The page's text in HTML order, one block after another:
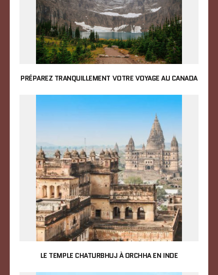
PRÉPAREZ TRANQUILLEMENT VOTRE VOYAGE AU CANADA
LE TEMPLE CHATURBHUJ À ORCHHA EN INDE